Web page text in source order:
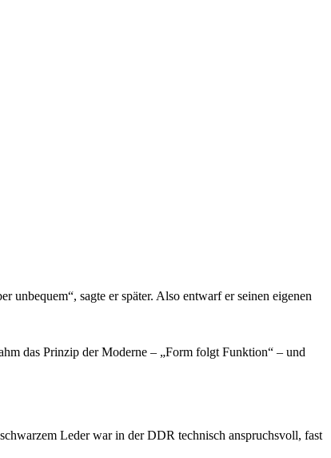
unbequem“, sagte er später. Also entwarf er seinen eigenen
das Prinzip der Moderne – „Form folgt Funktion“ – und
Leder war in der DDR technisch anspruchsvoll, fast